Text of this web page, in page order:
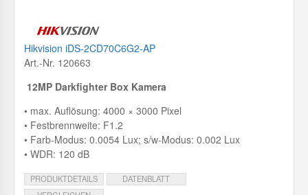
Hikvision iDS-2CD70C6G2-AP
Art.-Nr. 120663
12MP Darkfighter Box Kamera
• max. Auflösung: 4000 × 3000 Pixel
• Festbrennweite: F1.2
• Farb-Modus: 0.0054 Lux; s/w-Modus: 0.002 Lux
• WDR: 120 dB
PRODUKTDETAILS
DATENBLATT